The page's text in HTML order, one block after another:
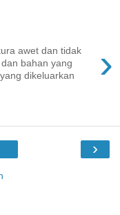
›
awet dan tidak
bahan yang
dikeluarkan
›